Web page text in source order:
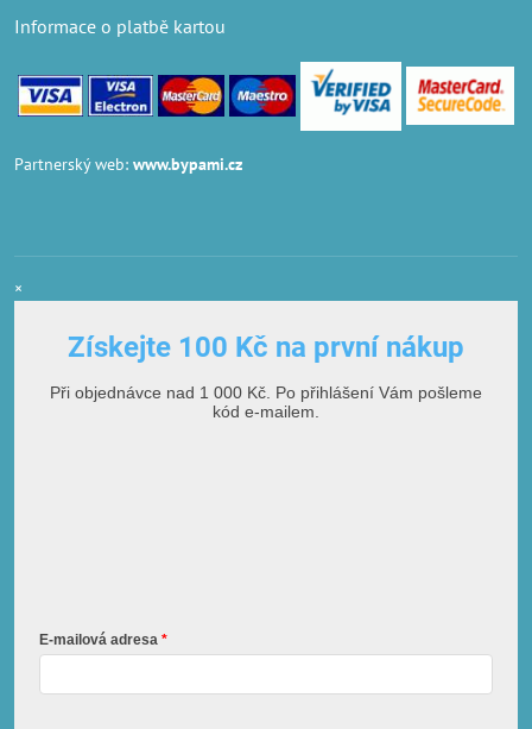
Informace o platbě kartou
Partnerský web: www.bypami.cz
×
Získejte 100 Kč na první nákup
Při objednávce nad 1 000 Kč. Po přihlášení Vám pošleme
kód e-mailem.
E-mailová adresa